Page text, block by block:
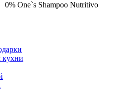
0% One`s Shampoo Nutritivo
кухни